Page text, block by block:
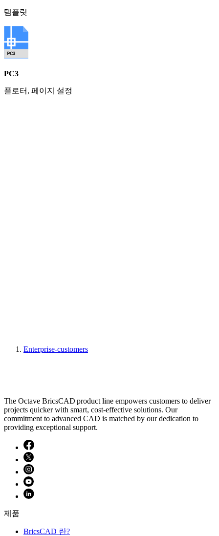
템플릿
PC3
플로터, 페이지 설정
Enterprise-customers
The Octave BricsCAD product line empowers customers to deliver
projects quicker with smart, cost-effective solutions. Our
commitment to advanced CAD is matched by our dedication to
providing exceptional support.
제품
BricsCAD 란?